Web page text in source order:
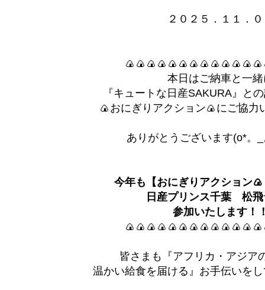
２０２５．１１．
本日はご納車と一
『キュートな日産SAKURA』と
🍙おにぎりアクション🍙にご協
ありがとうございます(o*。
今年も【おにぎりアクション
日産プリンス千葉 松飛
参加いたします！
皆さまも『アフリカ・アジア
温かい給食を届ける』お手伝いを